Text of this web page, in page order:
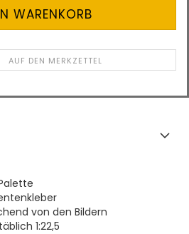
AUF DEN MERKZETTEL
von den Bildern
1:22,5